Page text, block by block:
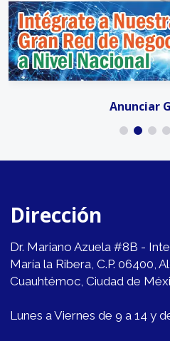
Anunciar
Dirección
Dr. Mariano Azuela #8B -
María la Ribera, C.P. 06400,
Cuauhtémoc, Ciudad de
Lunes a Viernes de 9 a 14 y